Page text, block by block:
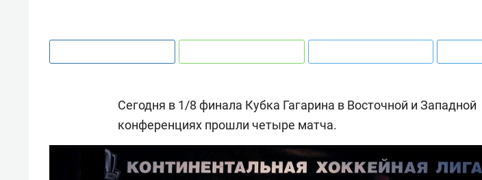
Сегодня в 1/8 финала Кубка Гагарина в Восточной и Западной
конференциях прошли четыре матча.